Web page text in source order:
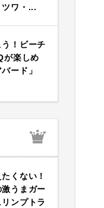
ツワ・...
う！ビーチ
が楽しめ
ード」
くない！
うまガー
リンプトラ